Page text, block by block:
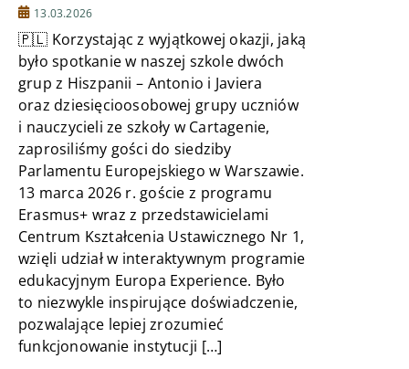
13.03.2026
🇵🇱 Korzystając z wyjątkowej okazji, jaką
było spotkanie w naszej szkole dwóch
grup z Hiszpanii – Antonio i Javiera
oraz dziesięcioosobowej grupy uczniów
i nauczycieli ze szkoły w Cartagenie,
zaprosiliśmy gości do siedziby
Parlamentu Europejskiego w Warszawie.
13 marca 2026 r. goście z programu
Erasmus+ wraz z przedstawicielami
Centrum Kształcenia Ustawicznego Nr 1,
wzięli udział w interaktywnym programie
edukacyjnym Europa Experience. Było
to niezwykle inspirujące doświadczenie,
pozwalające lepiej zrozumieć
funkcjonowanie instytucji […]